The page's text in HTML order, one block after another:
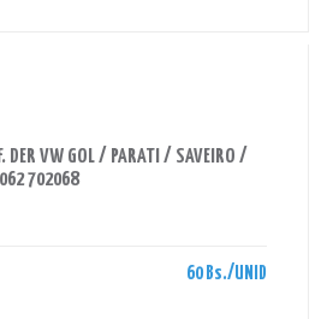
DER VW GOL / PARATI / SAVEIRO /
702068
60 Bs./UNID